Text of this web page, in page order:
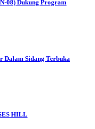
08) Dukung Program
Dalam Sidang Terbuka
HILL